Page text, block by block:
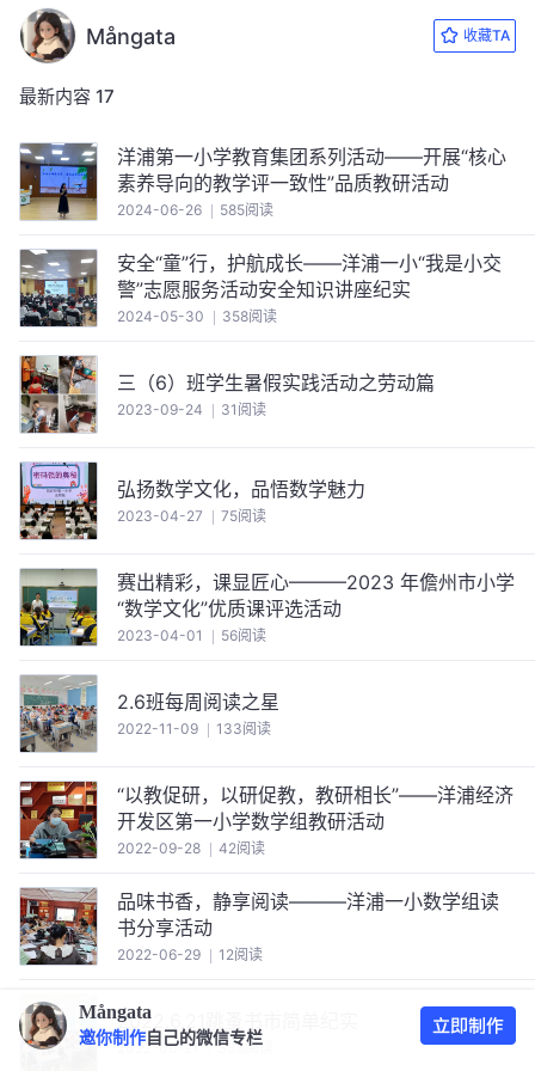
Mångata 收藏TA
最新内容 17
洋浦第一小学教育集团系列活动——开展“核心
素养导向的教学评一致性”品质教研活动
2024-06-26 585阅读
安全“童”行，护航成长——洋浦一小“我是小交
警”志愿服务活动安全知识讲座纪实
2024-05-30 358阅读
三（6）班学生暑假实践活动之劳动篇
2023-09-24 31阅读
弘扬数学文化，品悟数学魅力
2023-04-27 75阅读
赛出精彩，课显匠心———2023 年儋州市小学
“数学文化”优质课评选活动
2023-04-01 56阅读
2.6班每周阅读之星
2022-11-09 133阅读
“以教促研，以研促教，教研相长”——洋浦经济
开发区第一小学数学组教研活动
2022-09-28 42阅读
品味书香，静享阅读———洋浦一小数学组读
书分享活动
2022-06-29 12阅读
2022.6.21跳蚤书市简单纪实
2022-06-21 338阅读
Mångata
邀你制作 自己的微信专栏